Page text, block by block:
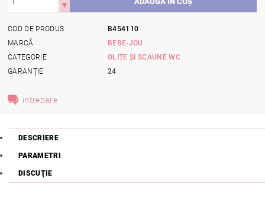
COD DE PRODUS
B454110
MARCĂ
BEBE-JOU
CATEGORIE
OLIȚE ȘI SCAUNE WC
GARANŢIE
24
intrebare
DESCRIERE
PARAMETRI
DISCUŢIE